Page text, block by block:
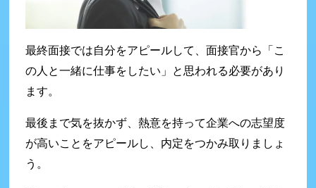
最終面接では自分をアピールして、面接官から「こ
の人と一緒に仕事をしたい」と思われる必要があり
ます。
最後まで気を抜かず、熱意を持って企業への志望度
が高いことをアピールし、内定をつかみ取りましょ
う。